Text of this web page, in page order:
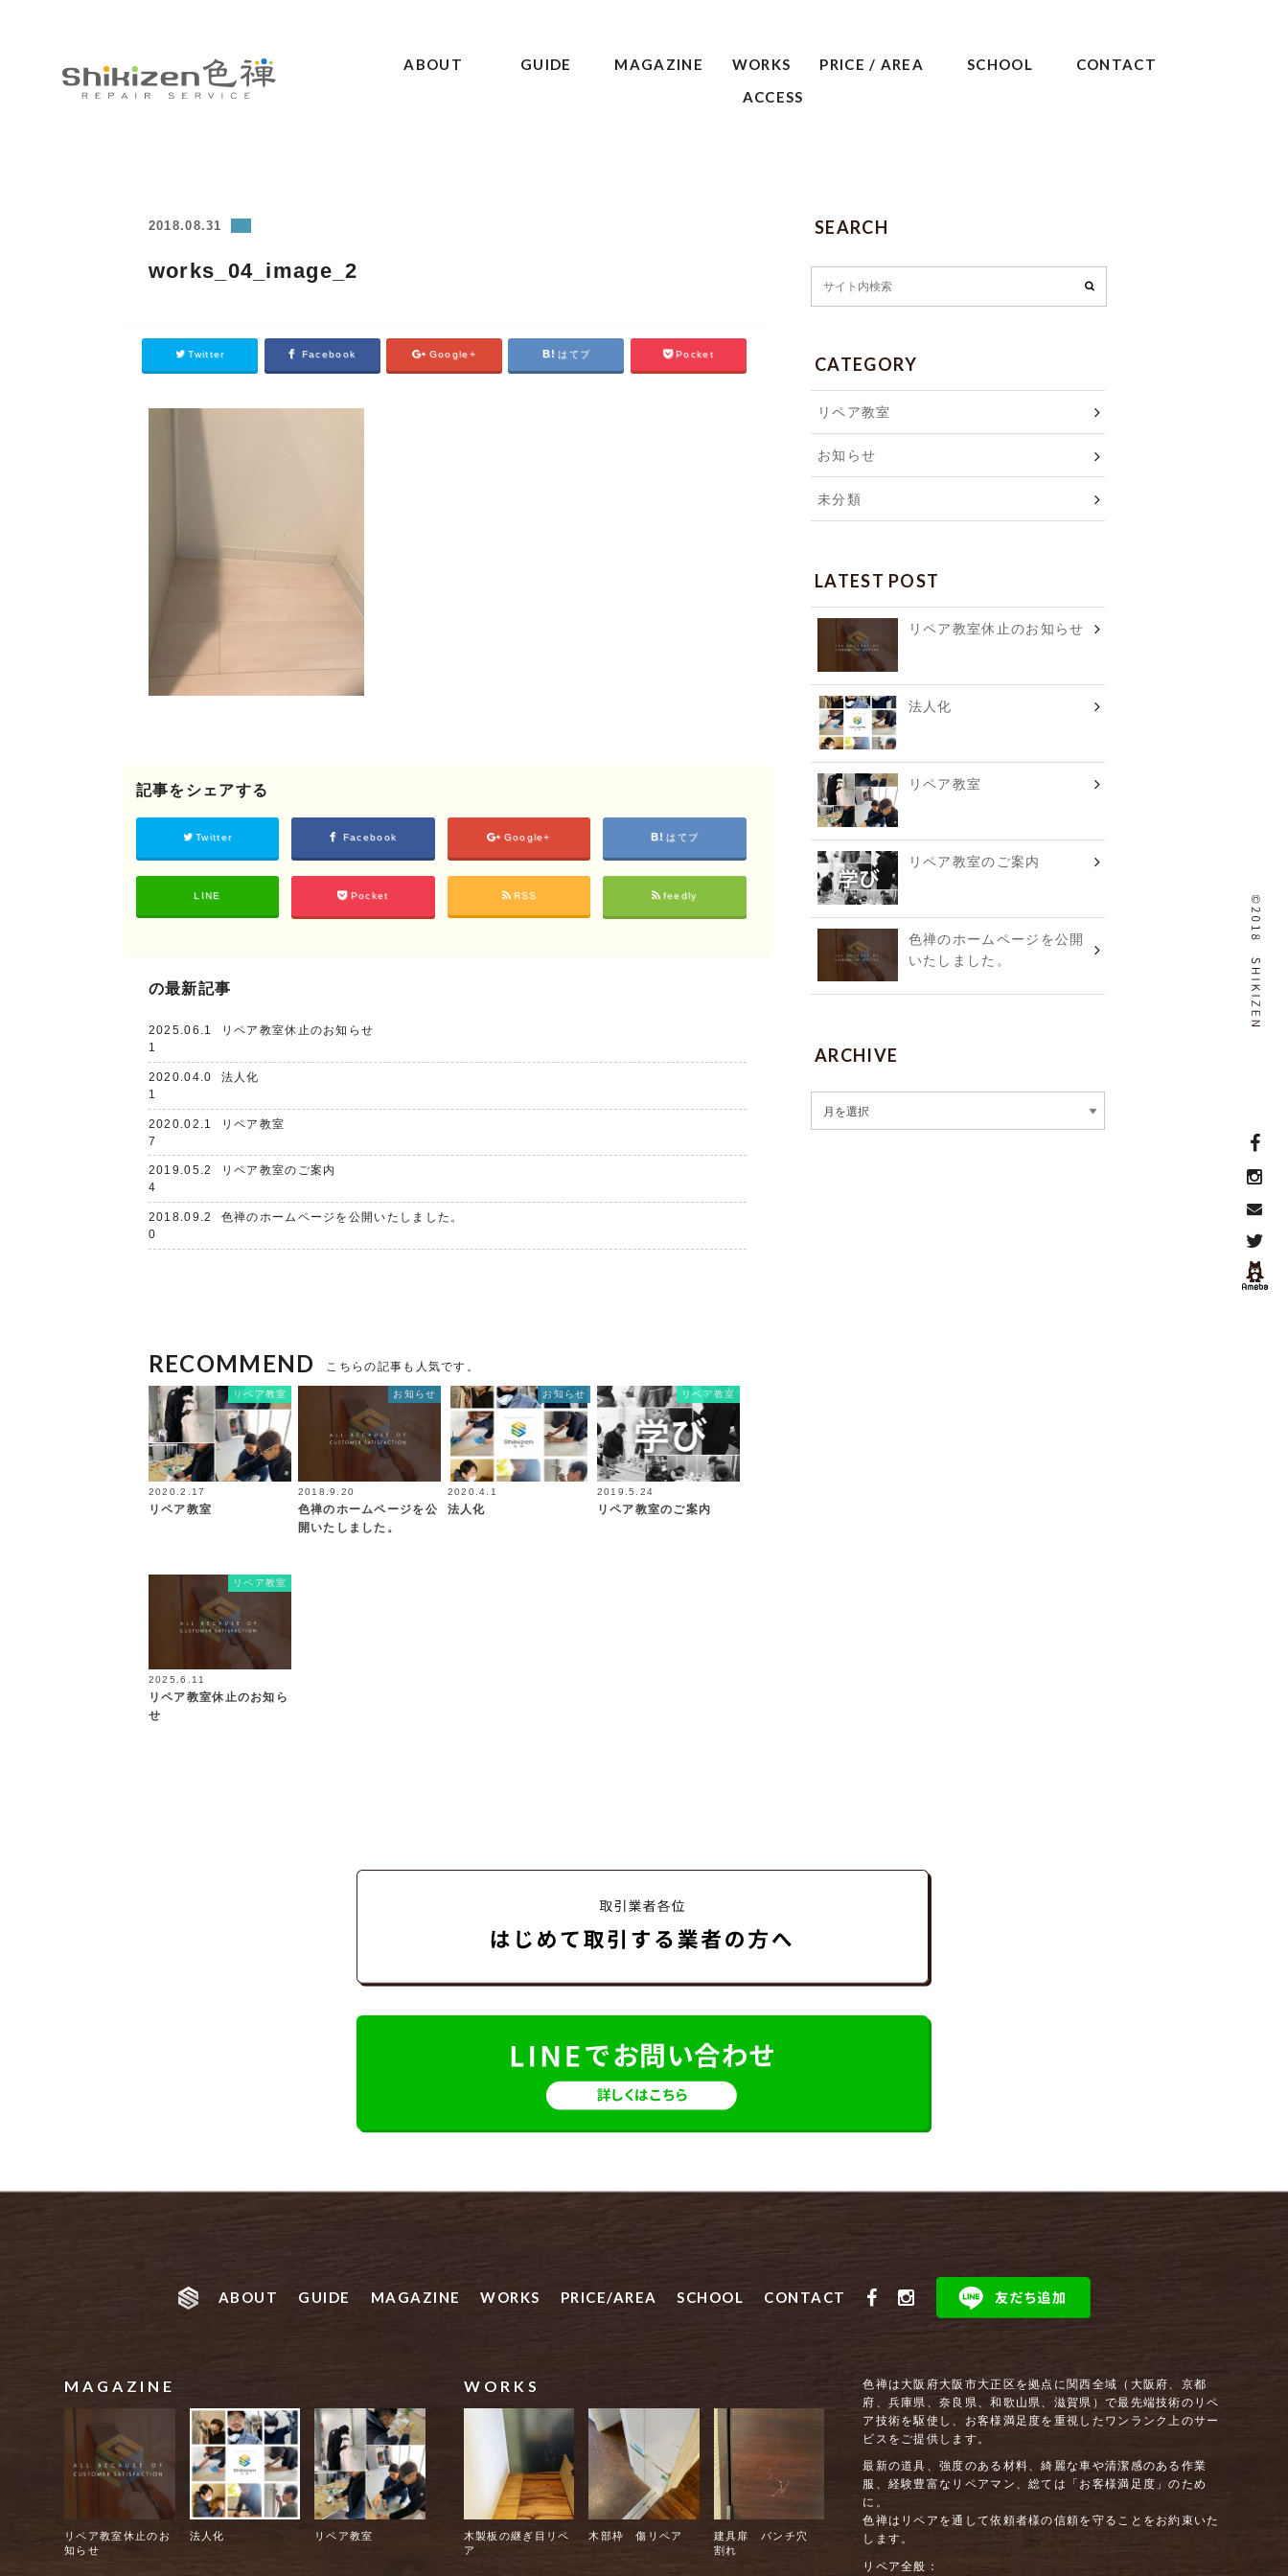
ABOUT
PRICE / AREA
CONTACT
©2018 SHIKIZEN
ABOUT GUIDE MAGAZINE WORKS PRICE / AREA SCHOOL
CONTACT
ACCESS
2018.08.31
works_04_image_2
Twitter Facebook Google+ はてブ Pocket
記事をシェアする
Twitter Facebook Google+ はてブ
LINE Pocket RSS feedly
の最新記事
2025.06.1
1
リペア教室休止のお知らせ
2020.04.0
1
法人化
2020.02.1
7
リペア教室
2019.05.2
4
リペア教室のご案内
2018.09.2
0
色禅のホームページを公開いたしました。
RECOMMEND こちらの記事も人気です。
リペア教室
2020.2.17
リペア教室
お知らせ
2018.9.20
色禅のホームページを公
開いたしました。
お知らせ
2020.4.1
法人化
リペア教室
2019.5.24
リペア教室のご案内
リペア教室
2025.6.11
リペア教室休止のお知ら
せ
SEARCH
CATEGORY
リペア教室
お知らせ
未分類
LATEST POST
リペア教室休止のお知らせ
法人化
リペア教室
リペア教室のご案内
色禅のホームページを公開
いたしました。
ARCHIVE
ABOUT GUIDE MAGAZINE WORKS PRICE/AREA SCHOOL CONTACT
MAGAZINE
リペア教室休止のお
知らせ
法人化 リペア教室
WORKS
木製板の継ぎ目リペ
ア
木部枠 傷リペア
建具扉 パンチ穴
割れ
色禅は大阪府大阪市大正区を拠点に関西全域（大阪府、京都
府、兵庫県、奈良県、和歌山県、滋賀県）で最先端技術のリペ
ア技術を駆使し、お客様満足度を重視したワンランク上のサー
ビスをご提供します。
最新の道具、強度のある材料、綺麗な車や清潔感のある作業
服、経験豊富なリペアマン、総ては「お客様満足度」のため
に。
色禅はリペアを通して依頼者様の信頼を守ることをお約束いた
します。
リペア全般：